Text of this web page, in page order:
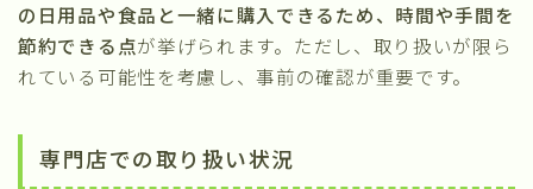
の日用品や食品と一緒に購入できるため、時間や手間を
節約できる点が挙げられます。ただし、取り扱いが限ら
れている可能性を考慮し、事前の確認が重要です。
専門店での取り扱い状況